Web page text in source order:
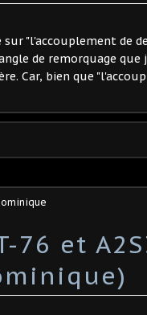
"l'accouplement de
de remorquage que
Car, bien que
76 et